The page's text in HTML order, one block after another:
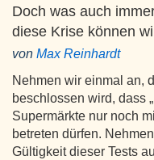
Doch was auch
diese Krise können
von Max Reinhardt
Nehmen wir einmal an,
beschlossen wird, dass
Supermärkte nur noch
betreten dürfen.
Gültigkeit dieser Tests